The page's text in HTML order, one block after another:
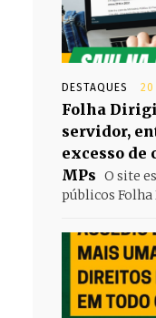
DESTAQUES 20
Folha
servidor,
excesso de
MPs O site
públicos